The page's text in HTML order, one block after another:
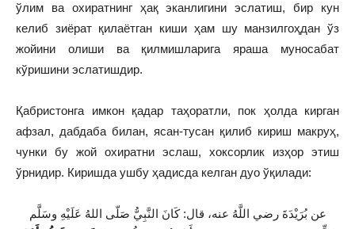
ўлим ва охиратнинг ҳақ эканлигини эслатиш, бир кун
келиб зиёрат қилаётган киши ҳам шу манзилгоҳдан ўз
жойини олиши ва қилмишларига яраша муносабат
кўришини эслатишдир.
Қабристонга имкон қадар таҳоратли, пок ҳолда кирган
афзал, дабдаба билан, ясан-тусан қилиб кириш макруҳ,
чунки бу жой охиратни эслаш, хоксорлик изҳор этиш
ўрнидир. Киришда ушбу ҳадисда келган дуо ўқилади:
عن بُرَيْدَةَ رضي اللَّهُ عنه، قال: كَانَ النَّبِيُّ صَلّى اللهُ عَلَيْهِ وسَلَّم